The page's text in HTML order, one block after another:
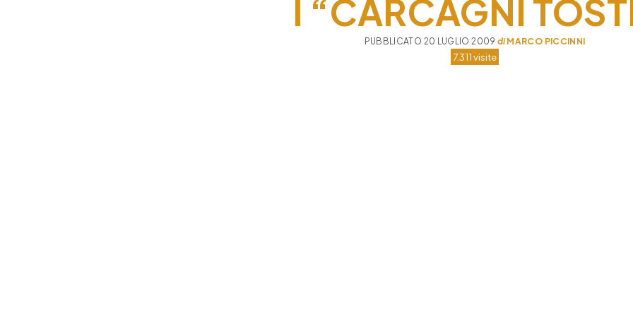
I “CARCAGNI
PUBBLICATO 20 LUGLIO 2009 diMARCO PICCINNI
7.311 visite